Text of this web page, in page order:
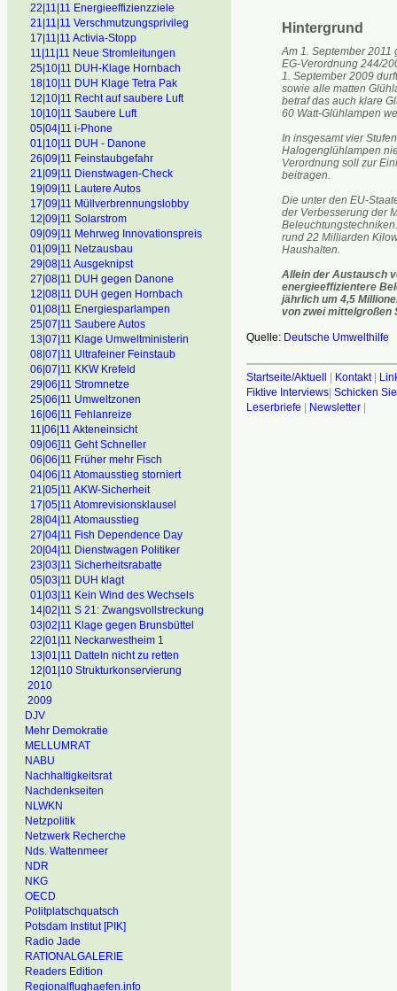
22|11|11 Energieeffizienzziele
21|11|11 Verschmutzungsprivileg
17|11|11 Activia-Stopp
11|11|11 Neue Stromleitungen
25|10|11 DUH-Klage Hornbach
18|10|11 DUH Klage Tetra Pak
12|10|11 Recht auf saubere Luft
10|10|11 Saubere Luft
05|04|11 i-Phone
01|10|11 DUH - Danone
26|09|11 Feinstaubgefahr
21|09|11 Dienstwagen-Check
19|09|11 Lautere Autos
17|09|11 Müllverbrennungslobby
12|09|11 Solarstrom
09|09|11 Mehrweg Innovationspreis
01|09|11 Netzausbau
29|08|11 Ausgeknipst
27|08|11 DUH gegen Danone
12|08|11 DUH gegen Hornbach
01|08|11 Energiesparlampen
25|07|11 Saubere Autos
13|07|11 Klage Umweltministerin
08|07|11 Ultrafeiner Feinstaub
06|07|11 KKW Krefeld
29|06|11 Stromnetze
25|06|11 Umweltzonen
16|06|11 Fehlanreize
11|06|11 Akteneinsicht
09|06]11 Geht Schneller
06|06|11 Früher mehr Fisch
04|06|11 Atomausstieg storniert
21|05|11 AKW-Sicherheit
17|05|11 Atomrevisionsklausel
28|04|11 Atomausstieg
27|04|11 Fish Dependence Day
20|04|11 Dienstwagen Politiker
23|03|11 Sicherheitsrabatte
05|03|11 DUH klagt
01|03|11 Kein Wind des Wechsels
14|02|11 S 21: Zwangsvollstreckung
03|02|11 Klage gegen Brunsbüttel
22|01|11 Neckarwestheim 1
13|01|11 Datteln nicht zu retten
12|01|10 Strukturkonservierung
2010
2009
DJV
Mehr Demokratie
MELLUMRAT
NABU
Nachhaltigkeitsrat
Nachdenkseiten
NLWKN
Netzpolitik
Netzwerk Recherche
Nds. Wattenmeer
NDR
NKG
OECD
Politplatschquatsch
Potsdam Institut [PIK]
Radio Jade
RATIONALGALERIE
Readers Edition
Regionalflughaefen.info
Hintergrund
Am 1. September 2011
EG-Verordnung 244/
1. September 2009
sowie alle matten
betraf das auch klare
60 Watt-Glühlampen
In insgesamt vier
Halogenglühlampen
Verordnung soll zur
beitragen.
Die unter den EU-
der Verbesserung der
rund 22 Milliarden
Haushalten.
Allein der Austausch
energieeffizientere
jährlich um 4,5
von zwei mittelgroßen
Quelle: Deutsche Umwelthilfe
Startseite/Aktuell Kontakt|
Fiktive Interviews| Schicken
Leserbriefe
Newsletter|